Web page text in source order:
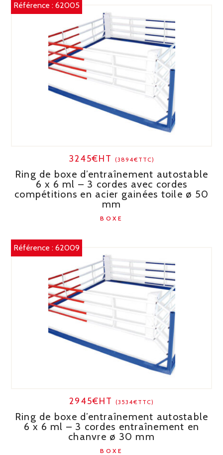
Référence :62005
3245€HT (3894€TTC)
Ring de boxe d’entraînement autostable
6 x 6 ml – 3 cordes avec cordes
compétitions en acier gainées toile ø 50
mm
BOXE
Référence :62009
2945€HT (3534€TTC)
Ring de boxe d’entraînement autostable
6 x 6 ml – 3 cordes entraînement en
chanvre ø 30 mm
BOXE